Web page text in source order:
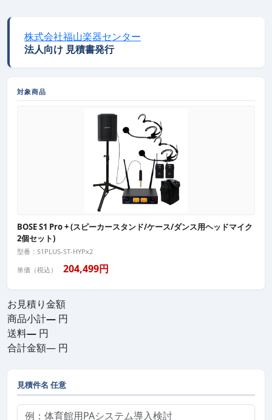
株式会社福山楽器センター
法人向け 見積書発行
対象商品
BOSE S1 Pro + (スピーカースタンド/ケース/ダンス用ヘッドマイク
2個セット)
型番：S1PLUS-ST-HYPx2
単価（税込）
204,499円
お見積り金額
商品小計— 円
送料— 円
合計金額— 円
見積件名 任意